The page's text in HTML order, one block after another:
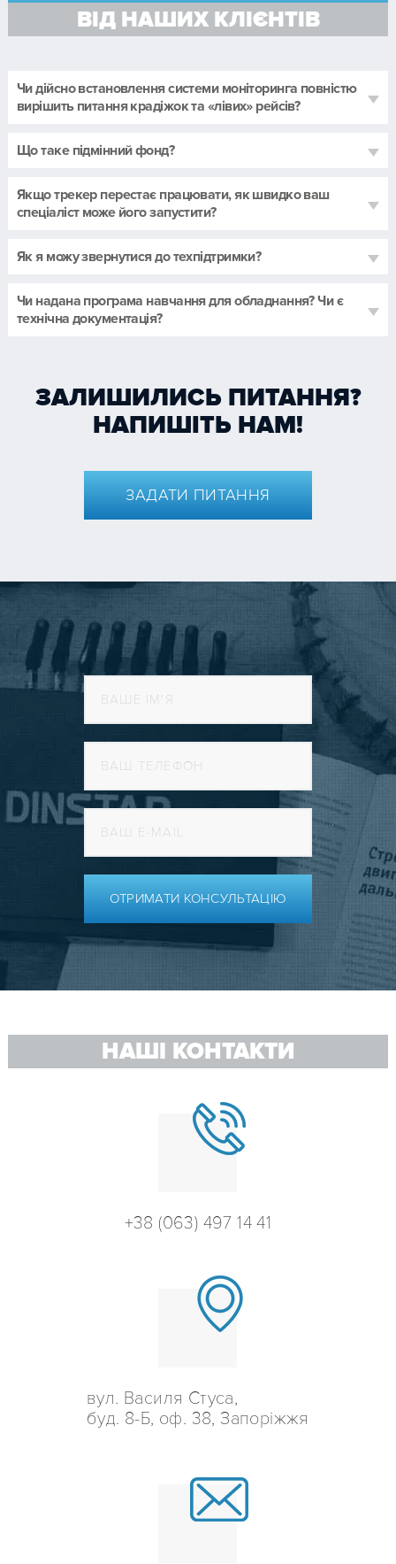
ВІД НАШИХ КЛІЄНТІВ
Чи дійсно встановлення системи моніторинга повністю
вирішить питання крадіжок та «лівих» рейсів?
Що таке підмінний фонд?
Якщо трекер перестає працювати, як швидко ваш
спеціаліст може його запустити?
Як я можу звернутися до техпідтримки?
Чи надана програма навчання для обладнання? Чи є
технічна документація?
ЗАЛИШИЛИСЬ ПИТАННЯ?
НАПИШІТЬ НАМ!
ЗАДАТИ ПИТАННЯ
ОТРИМАТИ КОНСУЛЬТАЦІЮ
НАШІ КОНТАКТИ
+38 (063) 497 14 41
вул. Василя Стуса,
буд. 8-Б, оф. 38, Запоріжжя